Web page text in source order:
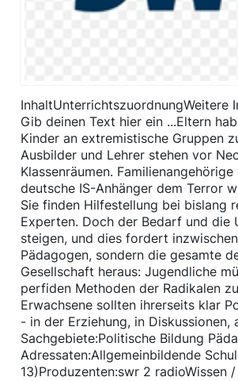
InhaltUnterrichtszuordnungWeitere
Gib deinen Text hier ein ...Eltern
Kinder an extremistische Gruppen
Ausbilder und Lehrer stehen vor
Klassenräumen.
deutsche IS-Anhänger dem Terror
Sie finden Hilfestellung bei bislang
Experten. Doch der Bedarf und die
steigen, und dies fordert
Pädagogen, sondern die gesamte
Gesellschaft heraus: Jugendliche
perfiden Methoden der Radikalen
Erwachsene sollten ihrerseits klar
- in der Erziehung, in Diskussionen,
Sachgebiete:Politische Bildung
Adressaten:Allgemeinbildende
13)Produzenten:swr 2 radioWissen